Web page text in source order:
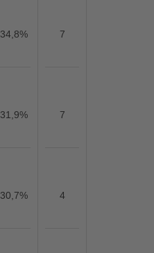
34,8% 7
31,9% 7
30,7% 4